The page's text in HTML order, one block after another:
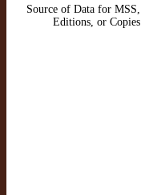
Source of Data for MSS,
Editions, or Copies